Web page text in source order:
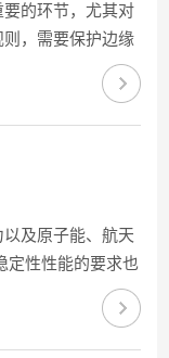
流密集的公共场
的环节，尤其对
，需要保护边缘
试样的镶嵌是不可
易手拿或不规则的
行切割或研磨抛
动镶嵌机具有进
好加热温度、保
镶嵌料，盖上压
及原子能、航天
定性性能的要求也
的重要标志与外在
检验焊接效果的重
件制造领域对焊